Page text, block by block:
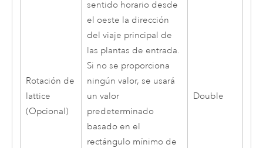
Rotación de
lattice
(Opcional)
sentido horario desde
el oeste la dirección
del viaje principal de
las plantas de entrada.
Si no se proporciona
ningún valor, se usará
un valor
predeterminado
basado en el
rectángulo mínimo de
Double